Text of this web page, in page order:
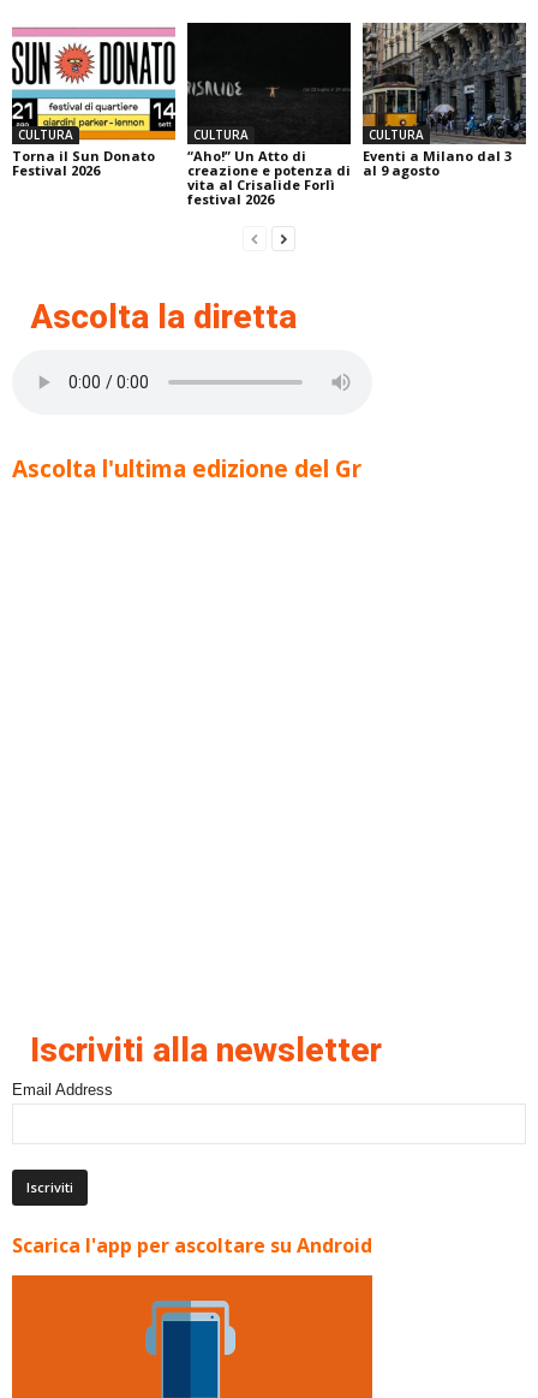
CULTURA
Torna il Sun Donato
Festival 2026
CULTURA
“Aho!” Un Atto di
creazione e potenza di
vita al Crisalide Forlì
festival 2026
CULTURA
Eventi a Milano dal 3
al 9 agosto
Ascolta la diretta
Ascolta l'ultima edizione del Gr
Iscriviti alla newsletter
Email Address
Scarica l'app per ascoltare su Android